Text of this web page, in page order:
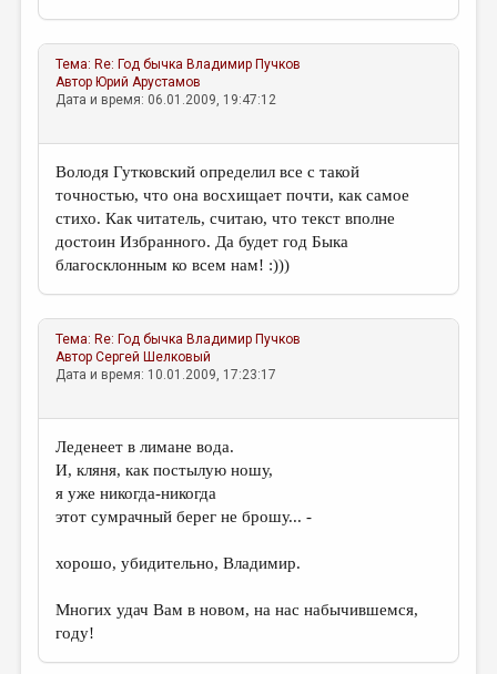
Тема: Re: Год бычка Владимир Пучков
Автор Юрий Арустамов
Дата и время: 06.01.2009, 19:47:12
Володя Гутковский определил все с такой
точностью, что она восхищает почти, как самое
стихо. Как читатель, считаю, что текст вполне
достоин Избранного. Да будет год Быка
благосклонным ко всем нам! :)))
Тема: Re: Год бычка Владимир Пучков
АвторСергей Шелковый
Дата и время: 10.01.2009, 17:23:17
Леденеет в лимане вода.
И, кляня, как постылую ношу,
я уже никогда-никогда
этот сумрачный берег не брошу... -
хорошо, убидительно, Владимир.
Многих удач Вам в новом, на нас набычившемся,
году!